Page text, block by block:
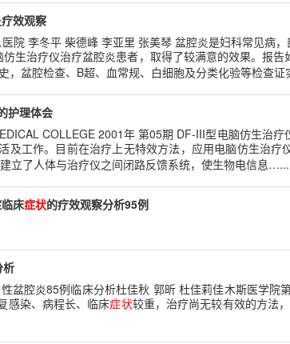
效观察
院 李冬平 柴德峰 李亚里 张美琴 盆腔炎是妇科常见病
生治疗仪治疗盆腔炎患者，取得了较满意的效果。报
，盆腔检查、B超、血常规、白细胞及分类化验等检查
护理体会
COLLEGE 2001年 第05期 DF-III型电脑仿生治
及工作。目前在治疗上无特效方法，应用电脑仿生治
立了人体与治疗仪之间闭路反馈系统，使生物电信息…...
床症状的疗效观察分析95例
析
盆腔炎85例临床分析杜佳秋 郭昕 杜佳莉佳木斯医学
感染、病程长、临床症状较重，治疗尚无较有效的方法